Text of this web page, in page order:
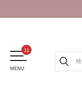
MENU